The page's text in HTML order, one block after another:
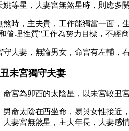
姚等星，夫妻宮無煞星時，則應多
煞時，主夫貴，工作能獨當一面，
管理性質”工作為努力目標，不經
守夫妻，無論男女，命宮有左輔，
未宮獨守夫妻
命宮為卯酉的太陰星，以未宮較丑
男命太陰在酉坐命，易與女性接近
妻宮無煞星，主夫年長，夫妻感